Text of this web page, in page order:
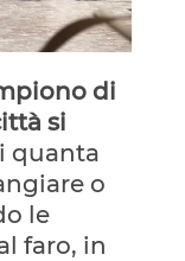
di
si
quanta
o
le
faro, in